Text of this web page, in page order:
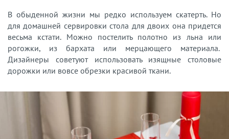
В обыденной жизни мы редко используем скатерть. Но
для домашней сервировки стола для двоих она придется
весьма кстати. Можно постелить полотно из льна или
рогожки, из бархата или мерцающего материала.
Дизайнеры советуют использовать изящные столовые
дорожки или вовсе обрезки красивой ткани.